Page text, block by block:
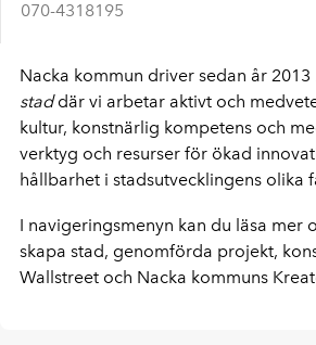
070-4318195
Nacka kommun driver sedan år 2013
staddär vi arbetar aktivt och
kultur, konstnärlig kompetens och
verktyg och resurser för ökad
hållbarhet i stadsutvecklingens olika
I navigeringsmenyn kan du läsa mer
skapa stad, genomförda projekt,
Wallstreet och Nacka kommuns